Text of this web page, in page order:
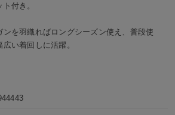
付き。
ンを羽織ればロングシーズン使え、普段使
い着回しに活躍。